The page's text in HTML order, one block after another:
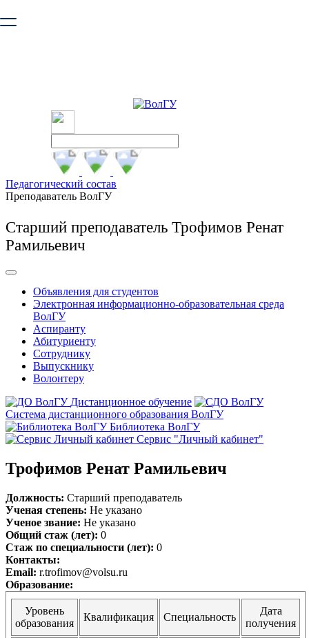
безопасную работу с сайтом. Пожалуйста
Педагогический состав
Преподаватель ВолГУ
Старший преподаватель Трофимов Ренат
Рамильевич
Объявления для студентов
Электронная информационно-образовательная среда
ВолГУ
Аспиранту
Абитуриенту
Сотруднику
Выпускнику
Волонтеру
Дистанционное обучение
Система дистанционного образования ВолГУ
Библиотека ВолГУ
Сервис "Личный кабинет"
Трофимов Ренат Рамильевич
Должность: Старший преподаватель
Ученая степень: Не указано
Ученое звание: Не указано
Общий стаж (лет): 0
Стаж по специальности (лет): 0
Контакты:
Email: r.trofimov@volsu.ru
Образование:
Уровень
образования
Квалификация Специальность
Дата
получения